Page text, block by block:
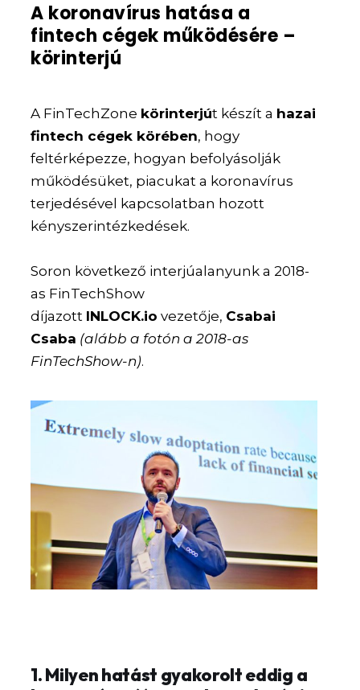
A koronavírus hatása a
fintech cégek működésére –
körinterjú
A FinTechZone körinterjút készít a hazai
fintech cégek körében, hogy
feltérképezze, hogyan befolyásolják
működésüket, piacukat a koronavírus
terjedésével kapcsolatban hozott
kényszerintézkedések.
Soron következő interjúalanyunk a 2018-
as FinTechShow
díjazott INLOCK.io vezetője, Csabai
Csaba (alább a fotón a 2018-as
FinTechShow-n).
1. Milyen hatást gyakorolt eddig a